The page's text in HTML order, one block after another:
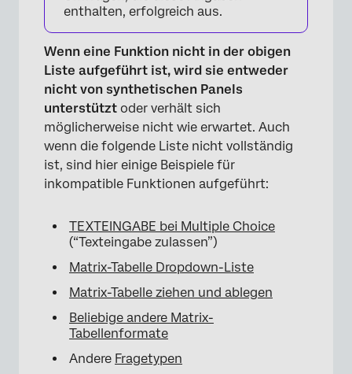
enthalten, erfolgreich aus.
Wenn eine Funktion nicht in der obigen
Liste aufgeführt ist, wird sie entweder
nicht von synthetischen Panels
unterstützt oder verhält sich
möglicherweise nicht wie erwartet. Auch
wenn die folgende Liste nicht vollständig
ist, sind hier einige Beispiele für
inkompatible Funktionen aufgeführt:
TEXTEINGABE bei Multiple Choice
(“Texteingabe zulassen”)
Matrix-Tabelle Dropdown-Liste
Matrix-Tabelle ziehen und ablegen
Beliebige andere Matrix-
Tabellenformate
Andere Fragetypen